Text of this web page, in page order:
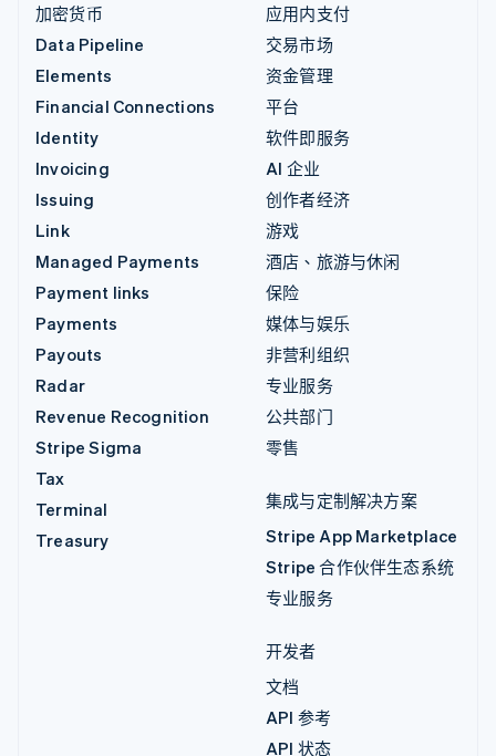
加密货币
Data Pipeline
Elements
Financial Connections
Identity
Invoicing
Issuing
Link
Managed Payments
Payment links
Payments
Payouts
Radar
Revenue Recognition
Stripe Sigma
Tax
Terminal
Treasury
应用内支付
交易市场
资金管理
平台
软件即服务
AI 企业
创作者经济
游戏
酒店、旅游与休闲
保险
媒体与娱乐
非营利组织
专业服务
公共部门
零售
集成与定制解决方案
Stripe App Marketplace
Stripe 合作伙伴生态系统
专业服务
开发者
文档
API 参考
API 状态